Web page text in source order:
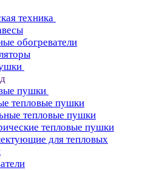
техника
обогреватели
пушки
тепловые пушки
тепловые пушки
тепловые пушки
для тепловых